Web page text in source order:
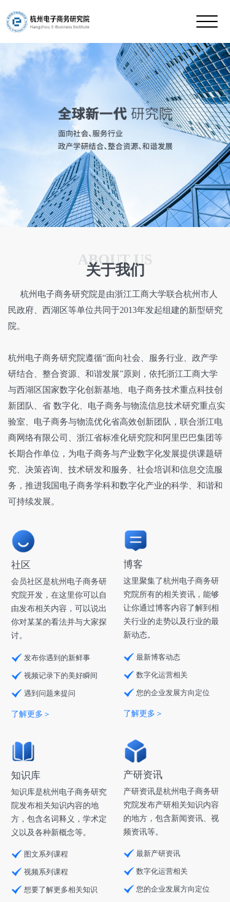
ABOUT US
关于我们
民政府、西湖区等单位共同于2013年发起组建的新型研究
院。
杭州电子商务研究院遵循“面向社会、服务行业、政产学
研结合、整合资源、和谐发展”原则，依托浙江工商大学
与西湖区国家数字化创新基地、电子商务技术重点科技创
新团队、省 数字化、电子商务与物流信息技术研究重点实
验室、电子商务与物流优化省高效创新团队，联合浙江电
商网络有限公司、浙江省标准化研究院和阿里巴巴集团等
长期合作单位，为电子商务与产业数字化发展提供课题研
究、决策咨询、技术研发和服务、社会培训和信息交流服
务，推进我国电子商务学科和数字化产业的科学、和谐和
可持续发展。
社区
会员社区是杭州电子商务研
究院开发，在这里你可以自
由发布相关内容，可以说出
你对某某的看法并与大家探
讨。
发布你遇到的新鲜事
视频记录下的美好瞬间
遇到问题来提问
了解更多＞
博客
这里聚集了杭州电子商务研
究院所有的相关资讯，能够
让你通过博客内容了解到相
关行业的走势以及行业的最
新动态。
最新博客动态
数字化运营相关
您的企业发展方向定位
了解更多＞
知识库
知识库是杭州电子商务研究
院发布相关知识内容的地
方，包含名词释义，学术定
义以及各种新概念等。
图文系列课程
视频系列课程
想要了解更多相关知识
产研资讯
产研资讯是杭州电子商务研
究院发布产研相关知识内容
的地方，包含新闻资讯、视
频资讯等。
最新产研资讯
数字化运营相关
您的企业发展方向定位